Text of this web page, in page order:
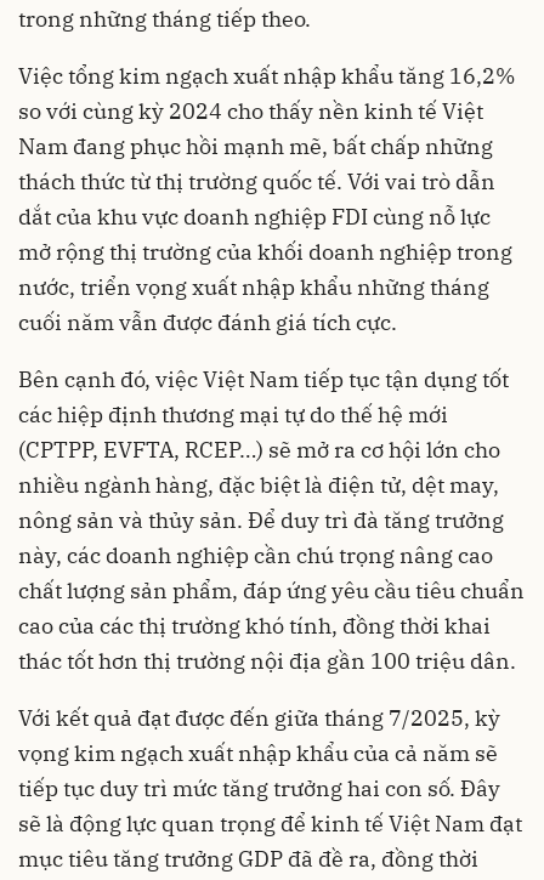
trong những tháng tiếp theo.
Việc tổng kim ngạch xuất nhập khẩu tăng 16,2%
so với cùng kỳ 2024 cho thấy nền kinh tế Việt
Nam đang phục hồi mạnh mẽ, bất chấp những
thách thức từ thị trường quốc tế. Với vai trò dẫn
dắt của khu vực doanh nghiệp FDI cùng nỗ lực
mở rộng thị trường của khối doanh nghiệp trong
nước, triển vọng xuất nhập khẩu những tháng
cuối năm vẫn được đánh giá tích cực.
Bên cạnh đó, việc Việt Nam tiếp tục tận dụng tốt
các hiệp định thương mại tự do thế hệ mới
(CPTPP, EVFTA, RCEP…) sẽ mở ra cơ hội lớn cho
nhiều ngành hàng, đặc biệt là điện tử, dệt may,
nông sản và thủy sản. Để duy trì đà tăng trưởng
này, các doanh nghiệp cần chú trọng nâng cao
chất lượng sản phẩm, đáp ứng yêu cầu tiêu chuẩn
cao của các thị trường khó tính, đồng thời khai
thác tốt hơn thị trường nội địa gần 100 triệu dân.
Với kết quả đạt được đến giữa tháng 7/2025, kỳ
vọng kim ngạch xuất nhập khẩu của cả năm sẽ
tiếp tục duy trì mức tăng trưởng hai con số. Đây
sẽ là động lực quan trọng để kinh tế Việt Nam đạt
mục tiêu tăng trưởng GDP đã đề ra, đồng thời